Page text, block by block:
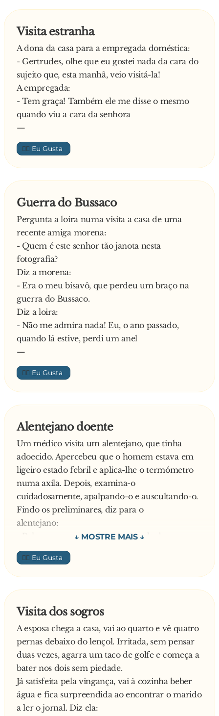
presidente e diz:
coelhinhos e dois são do F.C. Porto
Intrigada, diz a professora:
- Então, não eram os cinco?
E respondeu o menino:
- Eram… mas três já abriram os olhos!
Visita estranha
A dona da casa para a empregada doméstica:
- Gertrudes, olhe que eu gostei nada da cara do
sujeito que, esta manhã, veio visitá-la!
A empregada:
- Tem graça! Também ele me disse o mesmo
quando viu a cara da senhora
—
👍🏼
Guerra do Bussaco
Pergunta a loira numa visita a casa de uma
recente amiga morena:
- Quem é este senhor tão janota nesta
fotografia?
Diz a morena:
- Era o meu bisavô, que perdeu um braço na
guerra do Bussaco.
Diz a loira:
- Não me admira nada! Eu, o ano passado,
quando lá estive, perdi um anel
—
👍🏼
Alentejano doente
Um médico visita um alentejano, que tinha
adoecido. Apercebeu que o homem estava em
ligeiro estado febril e aplica-lhe o termómetro
numa axila. Depois, examina-o
cuidadosamente, apalpando-o e auscultando-o.
Findo os preliminares, diz para o
alentejano:
- Pelo que me apercebo, não é nada de grave.
Tome destes comprimidos, de oito em oito
horas, agasalhe-se e mantenha-se na cama.
Amanhã, cá estarei para o ver.
No dia seguinte, quando o médico se
- Ah, hoje já está com melhor aspeto!
Responde o homem:
- Já tá milhori, si senhri. Eu, agora, só quero
perguntari se já posso tirari este tubinho que me
deixou ontem debaixo do mê braço
—
👍🏼
Visita dos sogros
A esposa chega a casa, vai ao quarto e vê quatro
pernas debaixo do lençol. Irritada, sem pensar
duas vezes, agarra um taco de golfe e começa a
bater nos dois sem piedade.
Já satisfeita pela vingança, vai à cozinha beber
água e fica surpreendida ao encontrar o marido
a ler o jornal. Diz ela: